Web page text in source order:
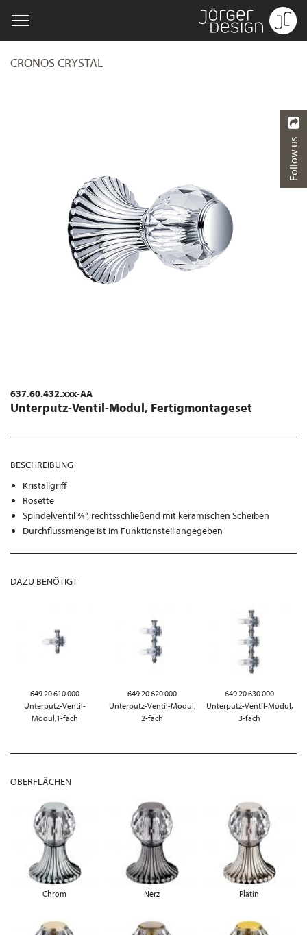
CRONOS CRYSTAL
637.60.432.xxx-AA
Unterputz-Ventil-Modul, Fertigmontageset
BESCHREIBUNG
Kristallgriff
Rosette
Spindelventil ¾“, rechtsschließend mit keramischen Scheiben
Durchflussmenge ist im Funktionsteil angegeben
DAZU BENÖTIGT
649.20.610.000
Unterputz-Ventil-
Modul,1-fach
649.20.620.000
Unterputz-Ventil-Modul,
2-fach
649.20.630.000
Unterputz-Ventil-Modul,
3-fach
OBERFLÄCHEN
Chrom Nerz Platin
Follow us